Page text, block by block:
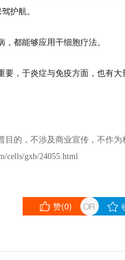
护航。
都能够应用干细胞疗法。
要，于炎症与免疫方面，也有
的，不涉及商业宣传，不作为
cells/gxb/24055.html
赞(0)